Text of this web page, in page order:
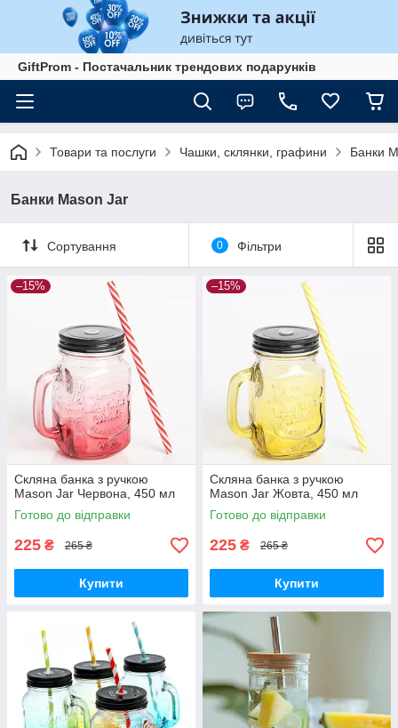
GiftProm - Постачальник трендових подарунків
Товари та послуги Чашки, склянки, графини Банки
Банки Mason Jar
Сортування 0 Фільтри
–15%
Скляна банка з ручкою
Mason Jar Червона, 450 мл
Готово до відправки
225 ₴ 265 ₴
Купити
–15%
Скляна банка з ручкою
Mason Jar Жовта, 450 мл
Готово до відправки
225 ₴ 265 ₴
Купити